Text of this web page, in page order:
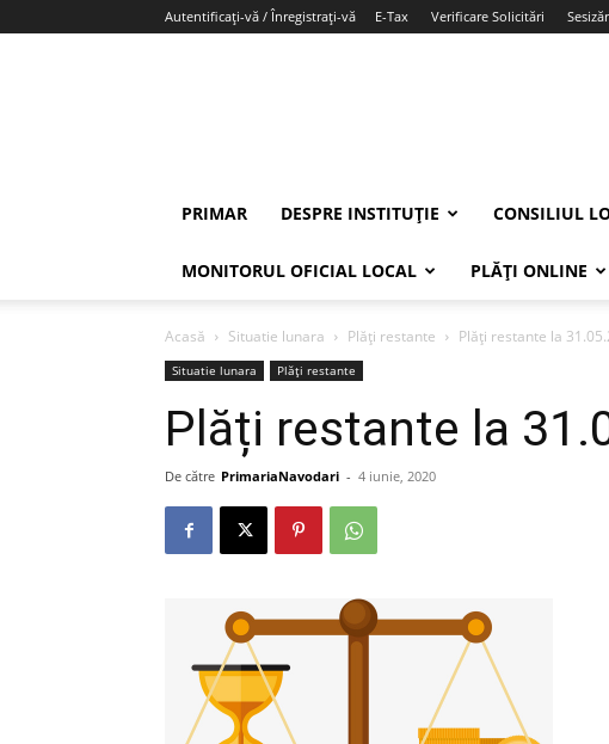
Autentificați-vă / Înregistrați-vă E-Tax Verificare Solicitări
PRIMAR DESPRE INSTITUȚIE CONSILIUL
MONITORUL OFICIAL LOCAL PLĂȚI ONLINE
Acasă Situatie lunara Plăți restante Plăți restante la
Situatie lunara Plăți restante
Plăți restante la
De către PrimariaNavodari - 4 iunie, 2020